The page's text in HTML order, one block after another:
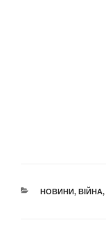
КАТЕГОРІЇ
НОВИНИ, ВІЙНА,